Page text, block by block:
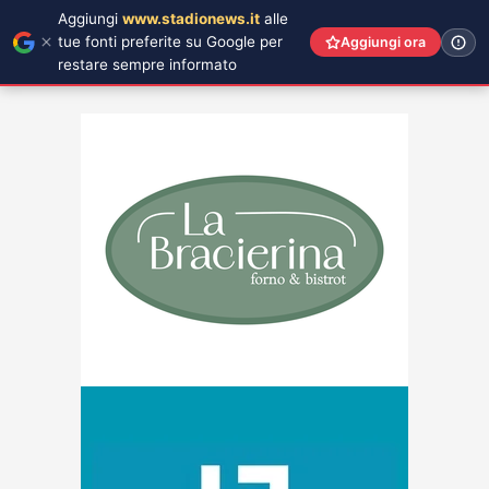
Aggiungi www.stadionews.it alle
tue fonti preferite su Google per
restare sempre informato
Aggiungi ora